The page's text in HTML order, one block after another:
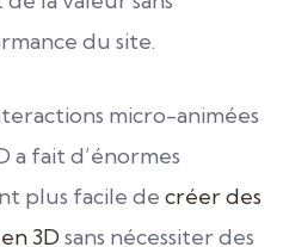
du site.
micro-animées
a fait d’énormes
plus facile decréer des
3D sans nécessiter des